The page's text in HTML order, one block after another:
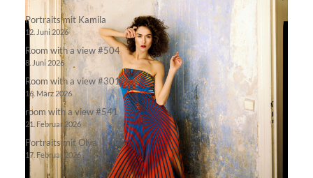
Portraits mit Kamila
12. Juni 2026
Room with a view #504
8. Juni 2026
Room with a view #301
16. März 2026
room with a view #541
21. Februar 2026
Portraits mit Olya
17. Februar 2026